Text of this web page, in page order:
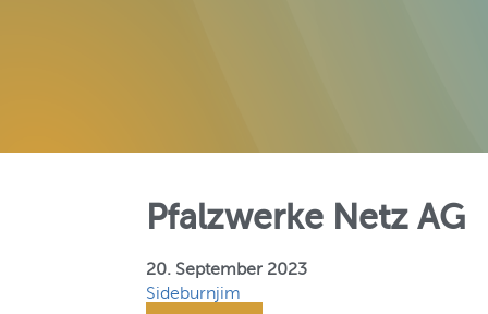
Pfalzwerke Netz AG
20. September 2023
Sideburnjim